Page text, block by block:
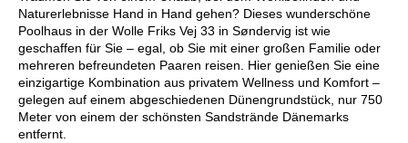
Naturerlebnisse Hand in Hand gehen? Dieses wunderschöne
Poolhaus in der Wolle Friks Vej 33 in Søndervig ist wie
geschaffen für Sie – egal, ob Sie mit einer großen Familie oder
mehreren befreundeten Paaren reisen. Hier genießen Sie eine
einzigartige Kombination aus privatem Wellness und Komfort –
gelegen auf einem abgeschiedenen Dünengrundstück, nur 750
Meter von einem der schönsten Sandstrände Dänemarks
entfernt.